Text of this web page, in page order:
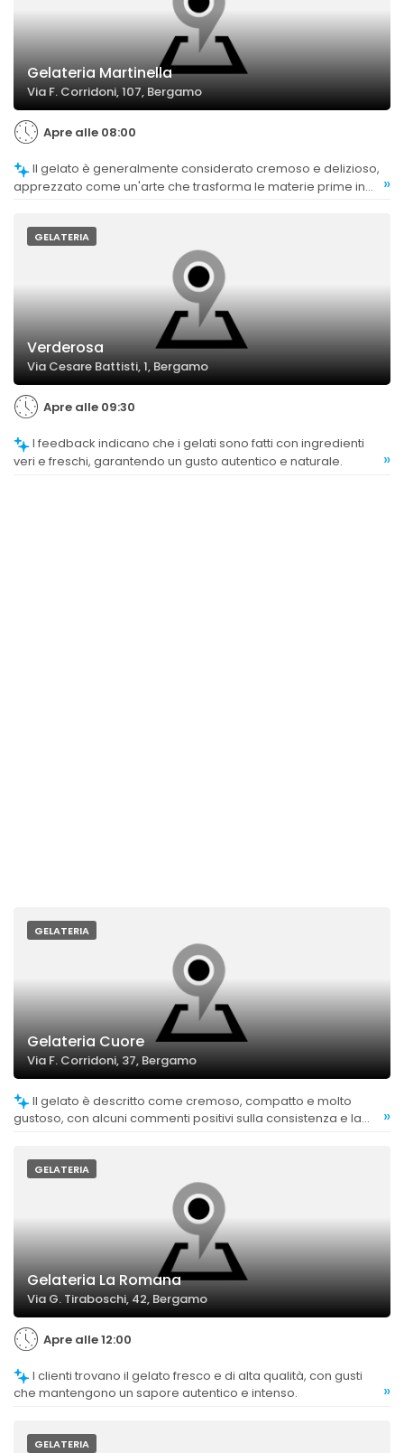
Gelateria Martinella
Via F. Corridoni, 107, Bergamo
Apre alle 08:00
apprezzato come un'arte che trasforma le materie prime in
»
GELATERIA
Verderosa
Via Cesare Battisti, 1, Bergamo
Apre alle 09:30
veri e freschi, garantendo un gusto autentico e naturale.
»
GELATERIA
Gelateria Cuore
Via F. Corridoni, 37, Bergamo
gustoso, con alcuni commenti positivi sulla consistenza e la
»
GELATERIA
Gelateria La Romana
Via G. Tiraboschi, 42, Bergamo
Apre alle 12:00
che mantengono un sapore autentico e intenso.
»
GELATERIA